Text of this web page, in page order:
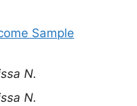
Sample
N.
N.